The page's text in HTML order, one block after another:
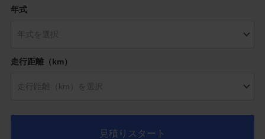
年式
走行距離（km）
見積りスタート